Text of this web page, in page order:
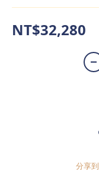
NT$32,280
分享到